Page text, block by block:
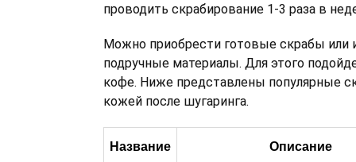
проводить скрабирование 1-3 раза в
Можно приобрести готовые скрабы или
подручные материалы. Для этого
кофе. Ниже представлены популярные
кожей после шугаринга.
Название Описание